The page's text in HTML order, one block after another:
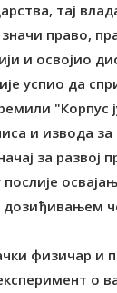
тај
право,
и освојио
успио да
"Корпус
и извода
за развој
послије
дозиђивањем
физичар и
о